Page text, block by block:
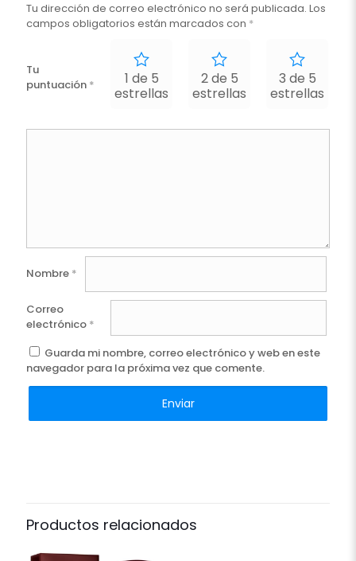
Tu dirección de correo electrónico no será publicada. Los
campos obligatorios están marcados con *
Tu
puntuación *
1 de 5
estrellas
2 de 5
estrellas
3 de 5
estrellas
Nombre *
Correo
electrónico *
Guarda mi nombre, correo electrónico y web en este
navegador para la próxima vez que comente.
Productos relacionados